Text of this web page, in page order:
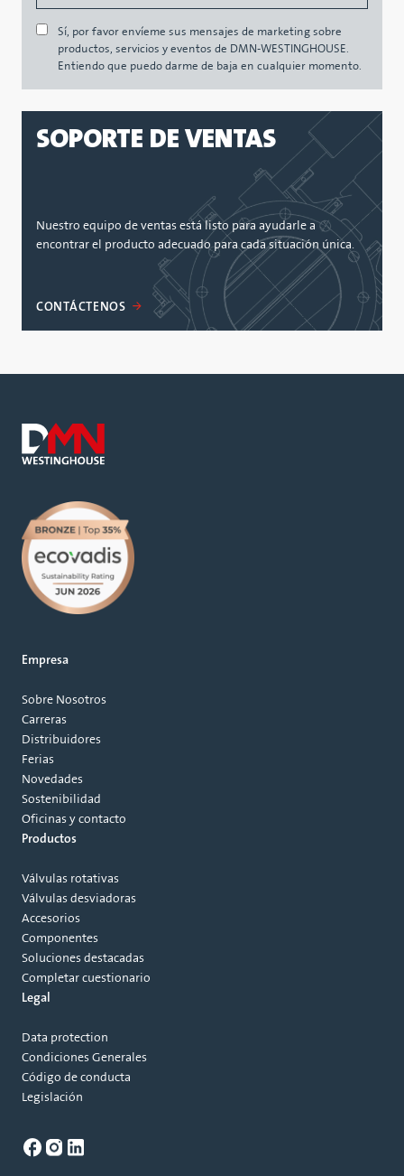
Sí, por favor envíeme sus mensajes de marketing sobre
productos, servicios y eventos de DMN-WESTINGHOUSE.
Entiendo que puedo darme de baja en cualquier momento.
SOPORTE DE VENTAS
Nuestro equipo de ventas está listo para ayudarle a
encontrar el producto adecuado para cada situación única.
CONTÁCTENOS
Empresa
Sobre Nosotros
Carreras
Distribuidores
Ferias
Novedades
Sostenibilidad
Oficinas y contacto
Productos
Válvulas rotativas
Válvulas desviadoras
Accesorios
Componentes
Soluciones destacadas
Completar cuestionario
Legal
Data protection
Condiciones Generales
Código de conducta
Legislación